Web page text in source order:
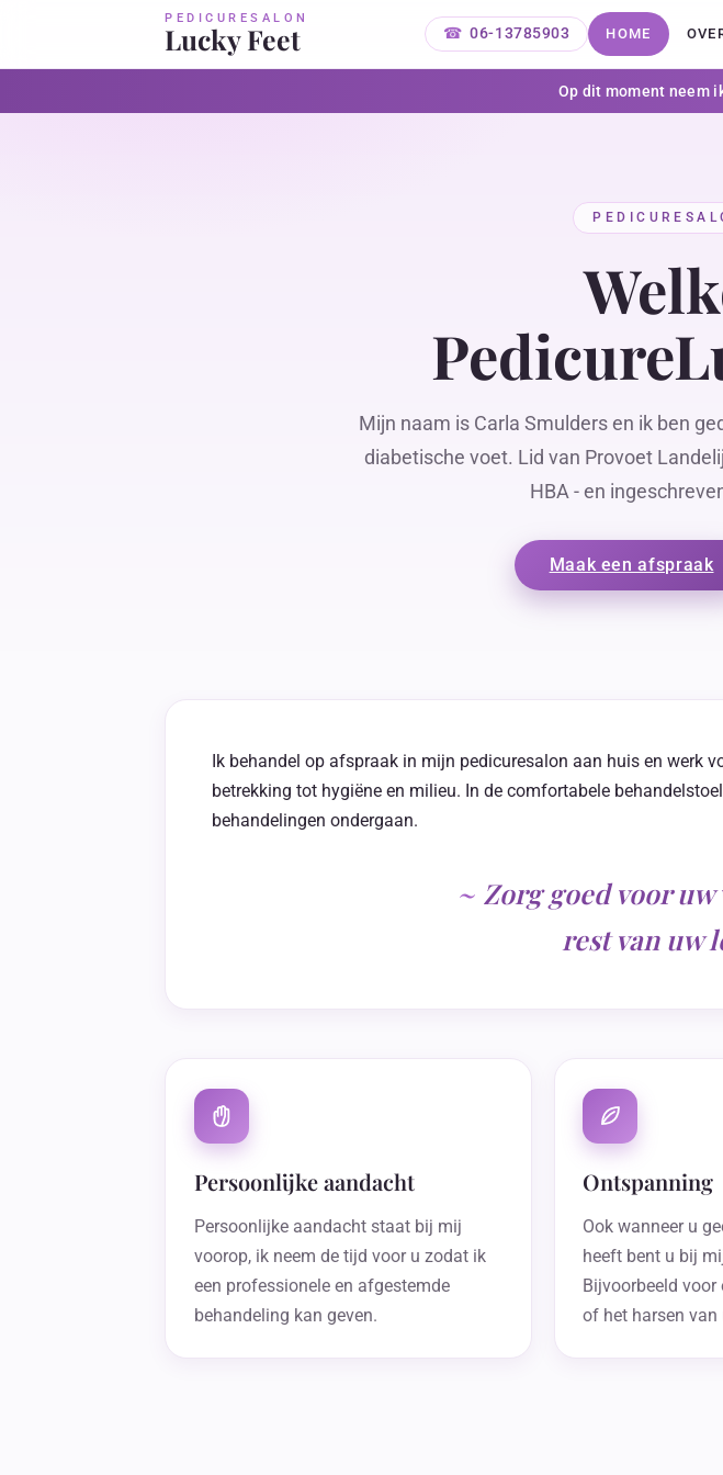
PEDICURESALON
Lucky Feet 06-13785903 HOME
Op dit moment neem
Mijn naam is Carla Smulders en ik ben
diabetische voet. Lid van Provoet
HBA - en
Maak een afspraak
Ik behandel op afspraak in mijn pedicuresalon aan huis en werk
betrekking tot hygiëne en milieu. In de comfortabele
behandelingen ondergaan.
Zorg goed voor
rest van uw
Persoonlijke aandacht
Persoonlijke aandacht staat bij mij
voorop, ik neem de tijd voor u zodat ik
een professionele en afgestemde
behandeling kan geven.
Ontspanning
Ook wanneer u
heeft bent u bij
Bijvoorbeeld
of het harsen van